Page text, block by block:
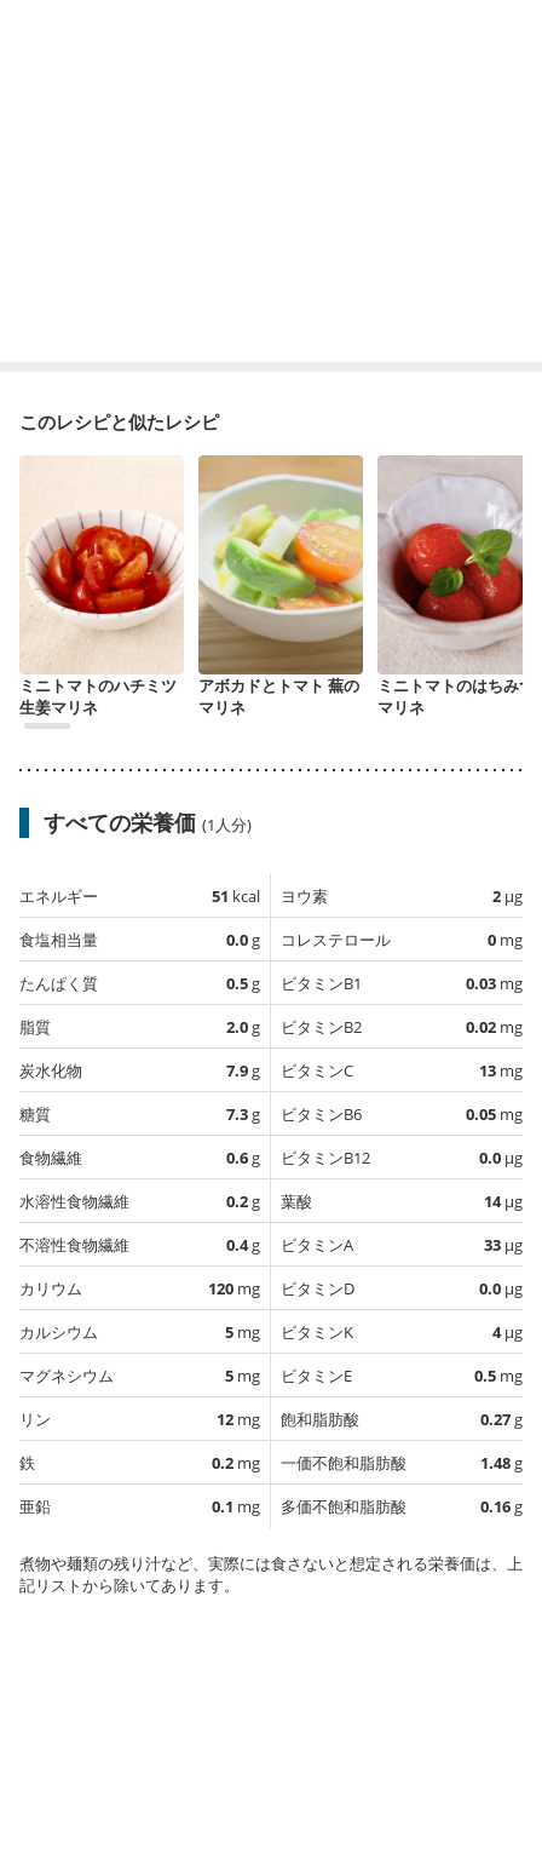
このレシピと似たレシピ
ミニトマトのハチミツ
生姜マリネ
アボカドとトマト 蕪の
マリネ
ミニトマトのはちみつ
マリネ
すべての栄養価 (1人分)
エネルギー 51 kcal
食塩相当量
0.0g
たんぱく質
0.5g
脂質
2.0g
炭水化物
7.9g
糖質
7.3g
食物繊維
0.6g
水溶性食物繊維
0.2g
不溶性食物繊維
0.4g
カリウム
120 mg
カルシウム
5 mg
マグネシウム
5 mg
リン
12 mg
鉄
0.2 mg
亜鉛
0.1 mg
ヨウ素 2 µg
コレステロール
0 mg
ビタミンB1
0.03 mg
ビタミンB2
0.02 mg
ビタミンC
13 mg
ビタミンB6
0.05 mg
ビタミンB12
0.0 µg
葉酸
14µg
ビタミンA
33 µg
ビタミンD
0.0 µg
ビタミンK
4µg
ビタミンE
0.5 mg
飽和脂肪酸
0.27g
一価不飽和脂肪酸
1.48g
多価不飽和脂肪酸
0.16g
煮物や麺類の残り汁など、実際には食さないと想定される栄養価は、上
記リストから除いてあります。